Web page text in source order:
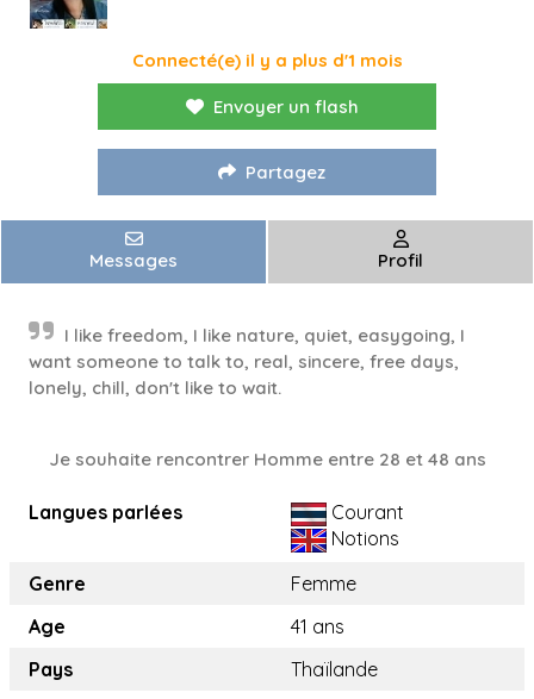
Connecté(e) il y a plus d'1 mois
Envoyer un flash
Partagez
Messages Profil
I like freedom, I like nature, quiet, easygoing, I
want someone to talk to, real, sincere, free days,
lonely, chill, don't like to wait.
Je souhaite rencontrer Homme entre 28 et 48 ans
Langues parlées
Courant
Notions
Genre
Femme
Age
41 ans
Pays
Thaïlande